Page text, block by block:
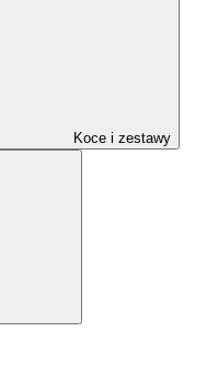
Koce i zestawy